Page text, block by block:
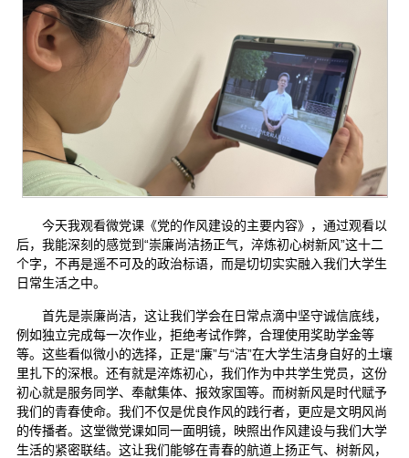
今天我观看微党课《党的作风建设的主要内容》，通过观看以
后，我能深刻的感觉到“崇廉尚洁扬正气，淬炼初心树新风”这十二
个字，不再是遥不可及的政治标语，而是切切实实融入我们大学生
日常生活之中。
首先是崇廉尚洁，这让我们学会在日常点滴中坚守诚信底线，
例如独立完成每一次作业，拒绝考试作弊，合理使用奖助学金等
等。这些看似微小的选择，正是“廉”与“洁”在大学生洁身自好的土壤
里扎下的深根。还有就是淬炼初心，我们作为中共学生党员，这份
初心就是服务同学、奉献集体、报效家国等。而树新风是时代赋予
我们的青春使命。我们不仅是优良作风的践行者，更应是文明风尚
的传播者。这堂微党课如同一面明镜，映照出作风建设与我们大学
生活的紧密联结。这让我们能够在青春的航道上扬正气、树新风，